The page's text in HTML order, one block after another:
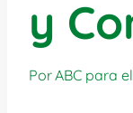
y
PorABC para